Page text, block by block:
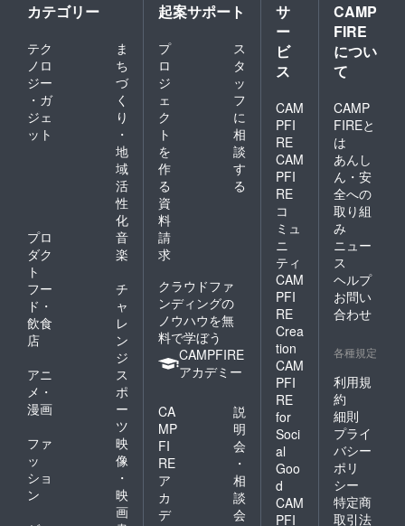
カテゴリー
テク
ノロ
ジー
・ガ
ジェ
ット
ま
ち
づ
く
り
・
地
域
活
性
化
プロ
ダク
ト
音
楽
フー
ド・
飲食
店
チ
ャ
レ
ン
ジ
アニ
メ・
漫画
ス
ポ
ー
ツ
ファ
ッ
ショ
ン
映
像
・
映
画
起案サポート
プ
ロ
ジ
ェ
ク
ト
を
作
る
ス
タ
ッ
フ
に
相
談
す
る
資
料
請
求
クラウドファ
ンディングの
ノウハウを無
料で学ぼう
CAMPFIRE
アカデミー
CA
MP
FI
RE
ア
カ
デ
説
明
会
・
相
談
会
サ
ー
ビ
ス
CAM
PFI
RE
CAM
PFI
RE
コ
ミュ
ニ
ティ
CAM
PFI
RE
Crea
tion
CAM
PFI
RE
for
Soci
al
Goo
d
CAM
PFI
CAMP
FIRE
につい
て
CAMP
FIREと
は
あんし
ん・安
全への
取り組
み
ニュー
ス
ヘルプ
お問い
合わせ
各種規定
利用規
約
細則
プライ
バシー
ポリ
シー
特定商
取引法